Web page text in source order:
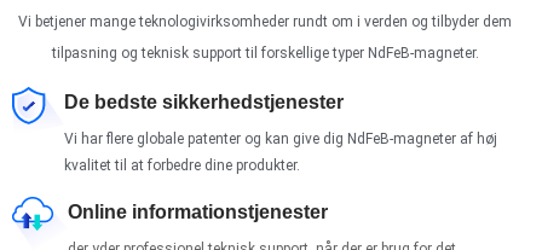
Vi betjener mange teknologivirksomheder rundt om i verden og tilbyder dem
tilpasning og teknisk support til forskellige typer NdFeB-magneter.
De bedste sikkerhedstjenester
Vi har flere globale patenter og kan give dig NdFeB-magneter af høj
kvalitet til at forbedre dine produkter.
Online informationstjenester